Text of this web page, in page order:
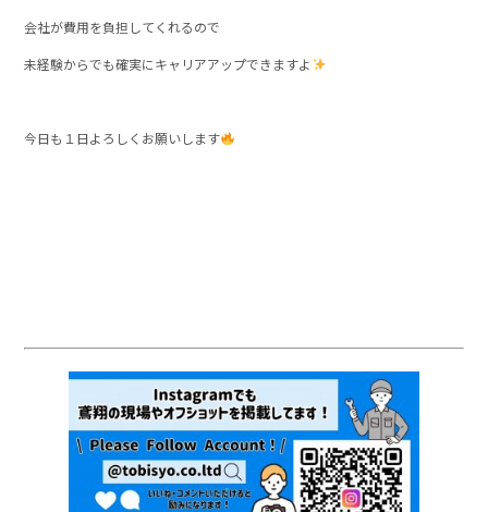
会社が費用を負担してくれるので
未経験からでも確実にキャリアアップできますよ
今日も１日よろしくお願いします